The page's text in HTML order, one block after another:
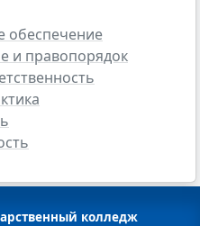
обеспечение
и правопорядок
колледж